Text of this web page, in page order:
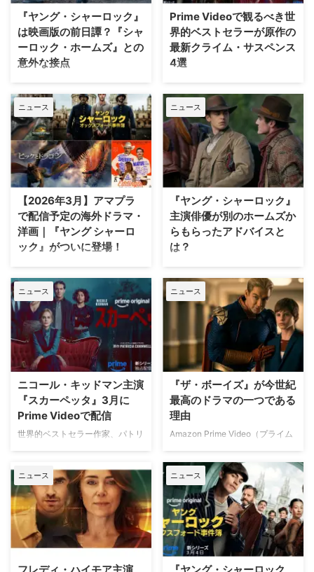
ァインズ・ティフィンが、役作り
のために他のホームズ作品を再視
聴しなかった理由を明かしてい
る。 シャーロックを想像すると
浮かぶが… 1870年代のオックス
フォードを舞台にした本作で、カ
リスマ性にあふれ、反 …
るだろう」 PEOPLEが報じたとこ
ろによると、先月ロサンゼルスで
開催されたイベント「Elle Actors
Rising」に出席したギャヴィン
は、映画の撮影時期について次の
『ヤング・シャーロック』
は映画版の前日譚？『シャ
ーロック・ホームズ』との
意外な接点
Amazonの新作ドラマ『ヤング・
シャーロック ～オックスフォー
ド事件簿～』は、ロバート・ダウ
ニー・Jr.が主演した映画『シャー
ロック・ホームズ』シリーズでメ
ガホンを取ったガイ・リッチーが
製作を努めているが、両作は繋が
っているのだろうか？ 「映画版
のファンにも楽しんでもらえる作
品」 文学史において、シャーロ
ック・ホームズほど大きな足跡を
残した架空の人物はそう多くな
い。1887年にアーサー・コナ
究」が出版されて以来、映像化の
歴史も長く、近年ではベネディク
ト・カンバーバッチ（『S …
Prime Videoで観るべき世
界的ベストセラーが原作の
最新クライム・サスペンス
4選
3月4日（水）より独占配信開始
する『ヤング シャーロック ～オ
ックスフォード事件簿～』をはじ
め、豪華キャスト・クリエイター
陣が集結した新作海外ドラマが
続々登場！ 本日は、Prime
Videoが誇る、ベストセラー小説
を原作とした質の高いクライム・
億万長者を狙う処刑人との対決！
『アレックス･クロス ～狙われた
刑事～』シーズン2 ベストセラー
作家ジェームズ・パターソンが生
『バーン・ノーティス 元スパイ
の逆襲』のベン・ワトキンスがシ
ョーランナーとして …
ニュース
【2026年3月】アマプラ
で配信予定の海外ドラマ・
洋画｜『ヤング シャーロ
ック』がついに登場！
Amazon Prime Video（アマゾン
プライムビデオ）で2026年3月に
配信開始となる海外ドラマ・洋画
を一挙ご紹介！ Prime Videoで
2026年3月に配信予定の海外ドラ
マ 日付 タイトル 2026年3月4日
（水） Prime Original『ヤング シ
ャーロック ～オックスフォード
事件簿～』シーズン1※17：00か
ら独占配信 2026年3月11日
（水） Prime Original『スカーペ
ッタ』シーズン1※16：00から独
占配信 2026年3月18日（水）
ニュース
『ヤング・シャーロック』
主演俳優が別のホームズか
らもらったアドバイスと
は？
世界中で愛される名探偵シャーロ
ック・ホームズの“原点”を描く型
破りでアクション満載のミステリ
ーシリーズ『ヤング・シャーロッ
ク ～オックスフォード事件簿
～』が、3月4日（水）よりPrime
Videoにて独占配信！ ロンドンで
開催されたワールドプレミアにキ
ャスト・製作陣が集結。本作の主
演を務めるヒーロー・ファイン
ズ・ティフィンが、叔父との共演
や、かつてのシャーロック俳優か
らもらった助言などを明かした。
シャーロック・ホームズの代名詞
である「ベーカー街221B」を再
現した会場に …
ニュース
ニコール・キッドマン主演
『スカーペッタ』3月に
Prime Videoで配信
世界的ベストセラー作家、パトリ
学クライム・スリラー『スカーペ
ッタ』がAmazon Prime Videoに
て独占配信することがわかった。
1億2,000万部超のベストセラー
「検屍官」シリーズがついに映像
化 1990年に第1作「検屍官」が刊
ニュース
『ザ・ボーイズ』が今世紀
最高のドラマの一つである
理由
Amazon Prime Video（プライム
イズ』は、原作コミックを見事に
映像化しただけでなく、21世紀を
代表するテレビドラマの一つとし
て高い評価を受けている。米
Screen Rantが、『ザ・ボーイ
ズ』が今世紀最高のドラマの一つ
である理由について論じているの
で紹介しよう。 ヒーロー作品と
ニュース
フレディ・ハイモア主演
ニュース
『ヤング・シャーロック